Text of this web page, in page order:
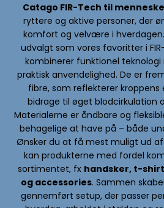
Catago FIR-Tech til
ryttere og aktive personer, der
komfort og velvære i
udvalgt som vores favoritter i
kombinerer funktionel
praktisk anvendelighed. De er
fibre, som reflekterer kroppens
bidrage til øget blodcirkulation
Materialerne er åndbare og
behagelige at have på – både
Ønsker du at få mest muligt ud af
kan produkterne med fordel
sortimentet, fx handsker, t-
og accessories. Sammen
gennemført setup, der passer